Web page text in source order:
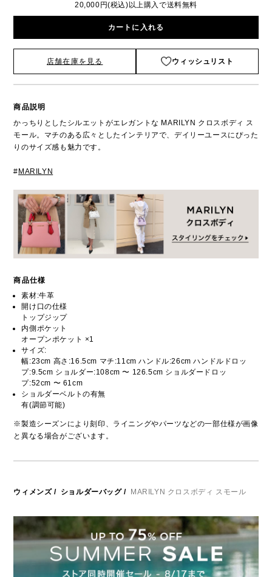
20,000円(税込)以上購入で送料無料
カートに入れる
店舗在庫を見る ウィッシュリスト
商品説明
かっちりとしたシルエットがエレガントな MARILYN クロスボディ ス
モール。マチのある広々としたインテリアで、デイリーユースにぴった
りのサイズ感も魅力です。
# MARILYN
商品仕様
素材:牛革
開け口の仕様
トップジップ
内側ポケット
オープンポケット ×1
サイズ:
幅:23cm 高さ:16.5cm マチ:11cm ハンドル:26cm ハンドルドロッ
プ:9.5cm ショルダー:108cm 〜 126.5cm ショルダードロッ
プ:52cm 〜 61cm
ショルダーベルトの有無
有(調節可能)
※製造シーズンにより刻印、ライニングやパーツなどの一部仕様が画像
と異なる場合がございます。
ウィメンズ/ ショルダーバッグ/ MARILYN クロスボディ スモール